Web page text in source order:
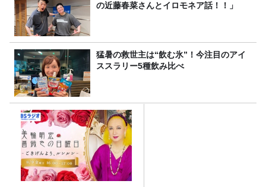
の近藤春菜さんとイロモネア話！！」
猛暑の救世主は“飲む氷”！今注目のアイ
ススラリー5種飲み比べ